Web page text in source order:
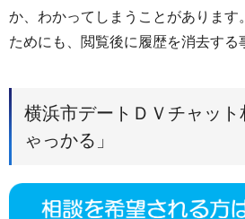
か、わかってしまうことがあります
ためにも、閲覧後に履歴を消去する
横浜市デートＤＶチャット
ゃっかる」